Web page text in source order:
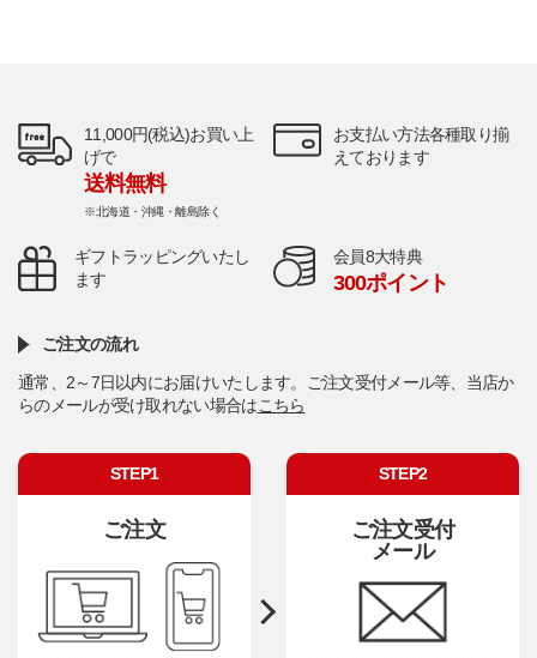
11,000円(税込)お買い上
げで
送料無料
※北海道・沖縄・離島除く
お支払い方法各種取り揃
えております
ギフトラッピングいたし
ます
会員8大特典
300ポイント
ご注文の流れ
通常、2～7日以内にお届けいたします。ご注文受付メール等、当店か
らのメールが受け取れない場合はこちら
STEP1
ご注文
STEP2
ご注文受付
メール